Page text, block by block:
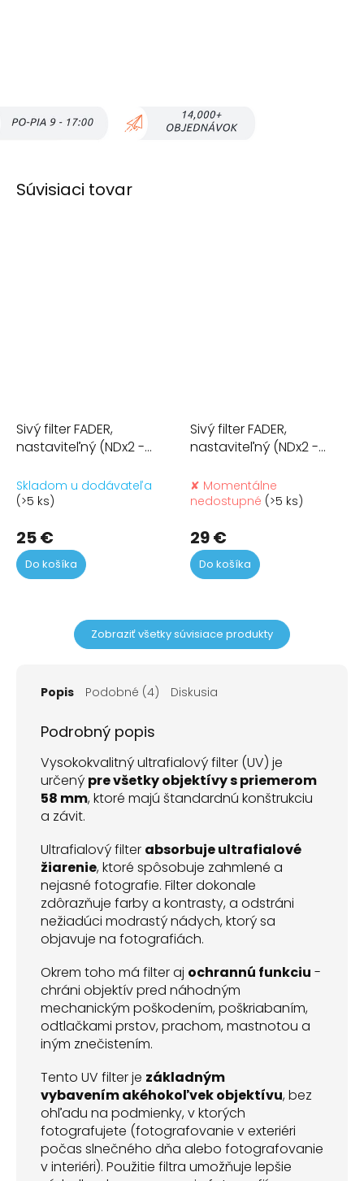
Súvisiaci tovar
Sivý filter FADER,
nastaviteľný (NDx2 -
Skladom u dodávateľa
(>5 ks)
25 €
Do košíka
Sivý filter FADER,
nastaviteľný (NDx2 -
✘ Momentálne
nedostupné (>5 ks)
29 €
Do košíka
Zobraziť všetky súvisiace produkty
Popis Podobné (4) Diskusia
Podrobný popis
Vysokokvalitný ultrafialový filter (UV) je
určený pre všetky objektívy s priemerom
58 mm, ktoré majú štandardnú konštrukciu
a závit.
Ultrafialový filter absorbuje ultrafialové
žiarenie, ktoré spôsobuje zahmlené a
nejasné fotografie. Filter dokonale
zdôrazňuje farby a kontrasty, a odstráni
nežiadúci modrastý nádych, ktorý sa
objavuje na fotografiách.
Okrem toho má filter aj ochrannú funkciu -
chráni objektív pred náhodným
mechanickým poškodením, poškriabaním,
odtlačkami prstov, prachom, mastnotou a
iným znečistením.
Tento UV filter je základným
vybavením akéhokoľvek objektívu, bez
ohľadu na podmienky, v ktorých
fotografujete (fotografovanie v exteriéri
počas slnečného dňa alebo fotografovanie
v interiéri). Použitie filtra umožňuje lepšie